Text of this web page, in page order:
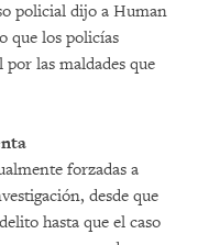
policial dijo a Human
que los policías
las maldades que
forzadas a
desde que
hasta que el caso